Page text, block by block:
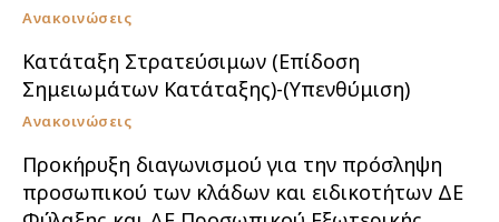
Ανακοινώσεις
Κατάταξη Στρατεύσιμων (Επίδοση
Σημειωμάτων Κατάταξης)-(Υπενθύμιση)
Ανακοινώσεις
Προκήρυξη διαγωνισμού για την πρόσληψη
προσωπικού των κλάδων και ειδικοτήτων ΔΕ